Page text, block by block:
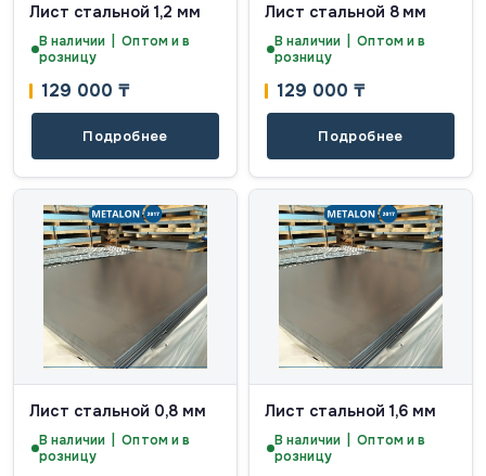
Лист стальной 1,2 мм
В наличии | Оптом и в
розницу
129 000 ₸
Подробнее
Лист стальной 8 мм
В наличии | Оптом и в
розницу
129 000 ₸
Подробнее
Лист стальной 0,8 мм
В наличии | Оптом и в
розницу
Лист стальной 1,6 мм
В наличии | Оптом и в
розницу